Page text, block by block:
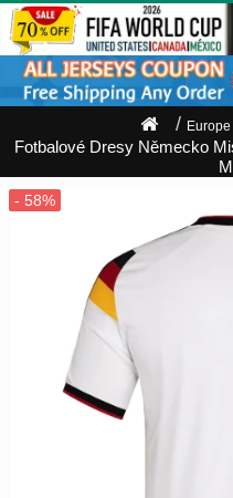
Můj
účet
Zaregistrovat
se
Přihlásit
Nákupní
Objednat
Serie
A
Ligue
1
Hráči
Mistrovství
Světa
CONMEBOL
Other
Teams
Fotbalové Dresy Německo